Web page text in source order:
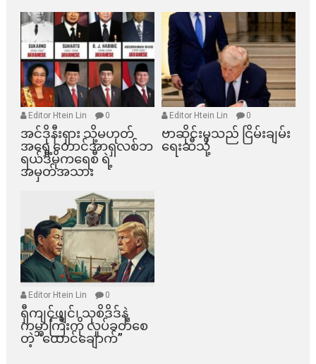
Editor Htein Lin 0
အင်ဒိုနီးရှား သို့မဟုတ်
အရှေ့တောင်အာရှလစ်ဘ
ရယ်ဒီမိုကရေစီ ရဲ့
အမှတ်အသား
Editor Htein Lin 0
ဗာဆိုင်းမှသည် ငြိမ်းချမ်း
ရေးဆီသို့
Editor Htein Lin 0
ရှီကျင့်ဖျင်၊ သုစိဒိဒ်နဲ့
ကမ္ဘာကြီးကို လှုပ်ခတ်စေ
တဲ့ “ထောင်ချောက်”